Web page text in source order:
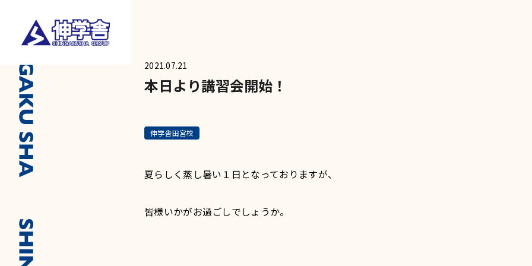
2021.07.21
本日より講習会開始！
伸学舎田宮校
夏らしく蒸し暑い１日となっておりますが、
皆様いかがお過ごしでしょうか。